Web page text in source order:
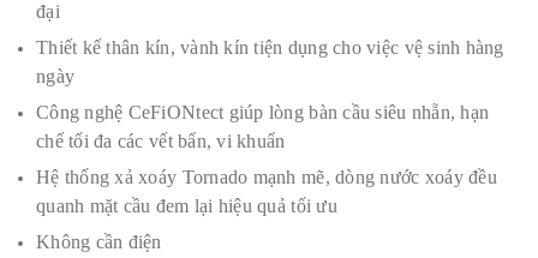
đại
Thiết kế thân kín, vành kín tiện dụng cho việc vệ sinh hàng
ngày
Công nghệ CeFiONtect giúp lòng bàn cầu siêu nhẵn, hạn
chế tối đa các vết bẩn, vi khuẩn
Hệ thống xả xoáy Tornado mạnh mẽ, dòng nước xoáy đều
quanh mặt cầu đem lại hiệu quả tối ưu
Không cần điện